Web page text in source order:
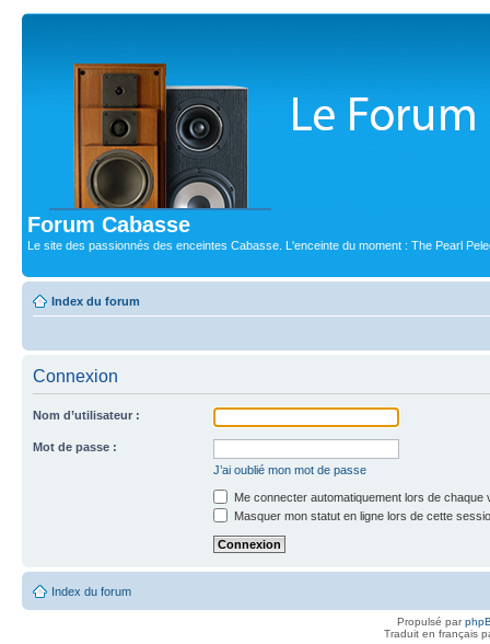
Forum Cabasse
Le site des passionnés des enceintes Cabasse. L'enceinte du moment : The Pearl
Index du forum
Connexion
Nom d’utilisateur :
Mot de passe :
J’ai oublié mon mot de passe
Me connecter automatiquement lors de chaque
Masquer mon statut en ligne lors de cette
Index du forum
Propulsé par
Traduit en français